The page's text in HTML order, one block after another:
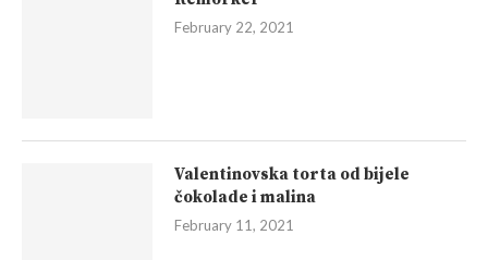
February 22, 2021
Valentinovska torta od bijele
čokolade i malina
February 11, 2021